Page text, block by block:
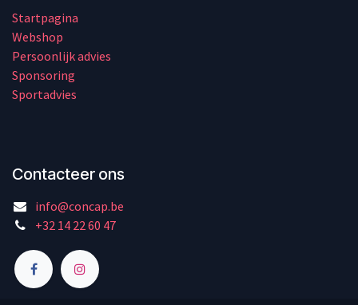
Startpagina
Webshop
Persoonlijk advies
Sponsoring
Sportadvies
Contacteer ons
info@concap.be
+32 14 22 60 47